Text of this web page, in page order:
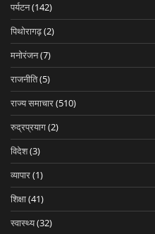
पर्यटन(142)
पिथोरागढ़(2)
मनोरंजन(7)
राजनीति(5)
राज्य समाचार(510)
रुद्रप्रयाग(2)
विदेश(3)
व्यापार(1)
शिक्षा(41)
स्वास्थ्य(32)